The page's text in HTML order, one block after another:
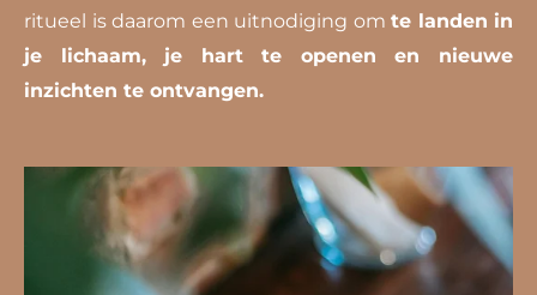
ritueel is daarom een uitnodiging om te landen in
je lichaam, je hart te openen en nieuwe
inzichten te ontvangen.